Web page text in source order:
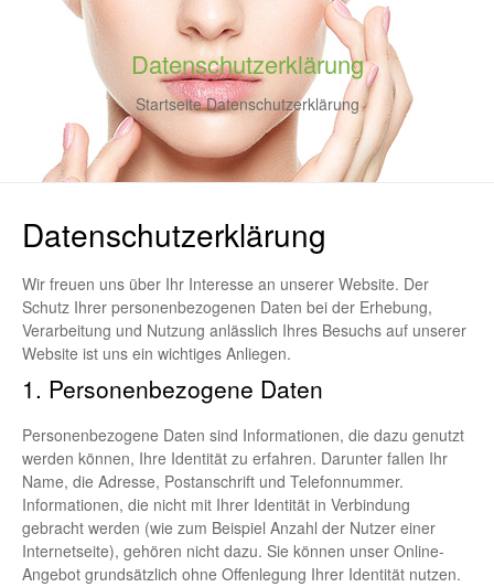
Datenschutzerklärung
StartseiteDatenschutzerklärung
Datenschutzerklärung
Wir freuen uns über Ihr Interesse an unserer Website. Der
Schutz Ihrer personenbezogenen Daten bei der Erhebung,
Verarbeitung und Nutzung anlässlich Ihres Besuchs auf unserer
Website ist uns ein wichtiges Anliegen.
1. Personenbezogene Daten
Personenbezogene Daten sind Informationen, die dazu genutzt
werden können, Ihre Identität zu erfahren. Darunter fallen Ihr
Name, die Adresse, Postanschrift und Telefonnummer.
Informationen, die nicht mit Ihrer Identität in Verbindung
gebracht werden (wie zum Beispiel Anzahl der Nutzer einer
Internetseite), gehören nicht dazu. Sie können unser Online-
Angebot grundsätzlich ohne Offenlegung Ihrer Identität nutzen.